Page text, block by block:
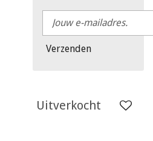
Verzenden
Uitverkocht